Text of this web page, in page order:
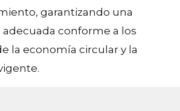
garantizando una
conforme a los
la economía circular y la